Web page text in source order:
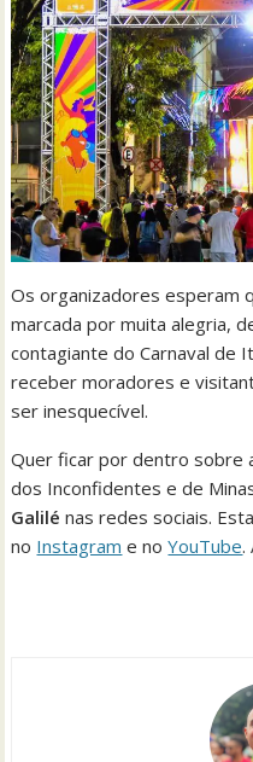
Os organizadores esperam
marcada por muita alegria,
contagiante do Carnaval de
receber moradores e
ser inesquecível.
Quer ficar por dentro sobre
dos Inconfidentes e de
Galilé nas redes sociais.
no Instagram e noYouTube.